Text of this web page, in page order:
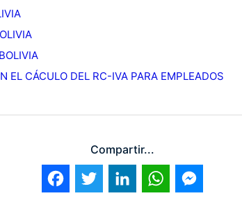
EL CÁCULO DEL RC-IVA PARA EMPLEADOS
Compartir...
FacebookTwitter LinkedIn WhatsApp